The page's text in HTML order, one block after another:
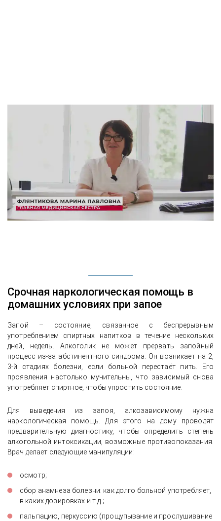
Срочная наркологическая помощь в
домашних условиях при запое
Запой – состояние, связанное с беспрерывным
употреблением спиртных напитков в течение нескольких
дней, недель. Алкоголик не может прервать запойный
процесс из-за абстинентного синдрома. Он возникает на 2,
3-й стадиях болезни, если больной перестаёт пить. Его
проявления настолько мучительны, что зависимый снова
употребляет спиртное, чтобы упростить состояние.
Для выведения из запоя, алкозависимому нужна
наркологическая помощь. Для этого на дому проводят
предварительную диагностику, чтобы определить степень
алкогольной интоксикации, возможные противопоказания.
Врач делает следующие манипуляции:
осмотр;
сбор анамнеза болезни: как долго больной употребляет,
в каких дозировках и т.д.;
пальпацию, перкуссию (прощупывание и прослушивание